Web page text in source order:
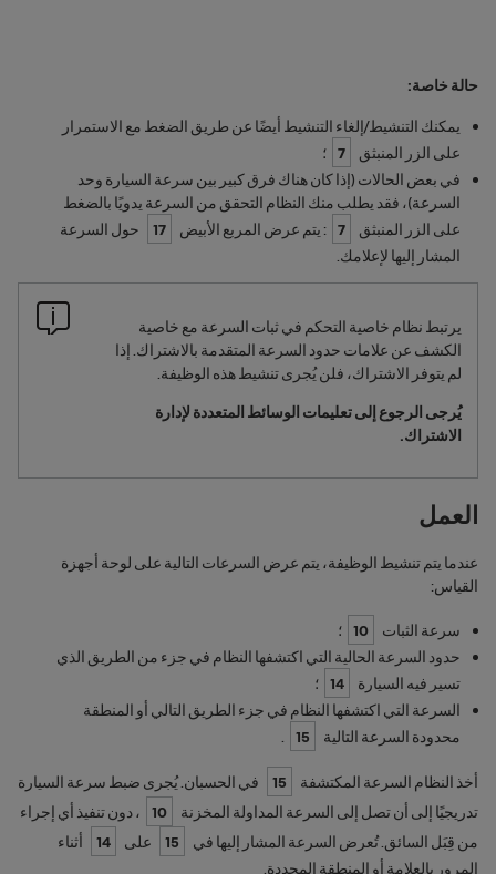
حالة خاصة:
يمكنك التنشيط/إلغاء التنشيط أيضًا عن طريق الضغط مع الاستمرار
على الزر المنبثق
7 ؛
في بعض الحالات (إذا كان هناك فرق كبير بين سرعة السيارة وحد
السرعة)، فقد يطلب منك النظام التحقق من السرعة يدويًا بالضغط
على الزر المنبثق
7 : يتم عرض المربع الأبيض 17
حول السرعة
المشار إليها لإعلامك.
يرتبط نظام خاصية التحكم في ثبات السرعة مع خاصية
الكشف عن علامات حدود السرعة المتقدمة بالاشتراك. إذا
لم يتوفر الاشتراك، فلن يُجرى تنشيط هذه الوظيفة.
يُرجى الرجوع إلى تعليمات الوسائط المتعددة لإدارة
الاشتراك.
العمل
عندما يتم تنشيط الوظيفة، يتم عرض السرعات التالية على لوحة أجهزة
القياس:
سرعة الثبات 10 ؛
حدود السرعة الحالية التي اكتشفها النظام في جزء من الطريق الذي
تسير فيه السيارة
14 ؛
السرعة التي اكتشفها النظام في جزء الطريق التالي أو المنطقة
محدودة السرعة التالية
15
أخذ النظام السرعة المكتشفة 15
في الحسبان. يُجرى ضبط سرعة السيارة
تدريجيًا إلى أن تصل إلى السرعة المداولة المخزنة
10
، دون تنفيذ أي إجراء
من قِبَل السائق. تُعرض السرعة المشار إليها في
15 على 14
أثناء
المرور بالعلامة أو المنطقة المحددة.